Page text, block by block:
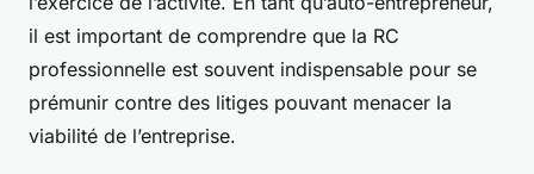
il est important de comprendre que la RC
professionnelle est souvent indispensable pour se
prémunir contre des litiges pouvant menacer la
viabilité de l’entreprise.